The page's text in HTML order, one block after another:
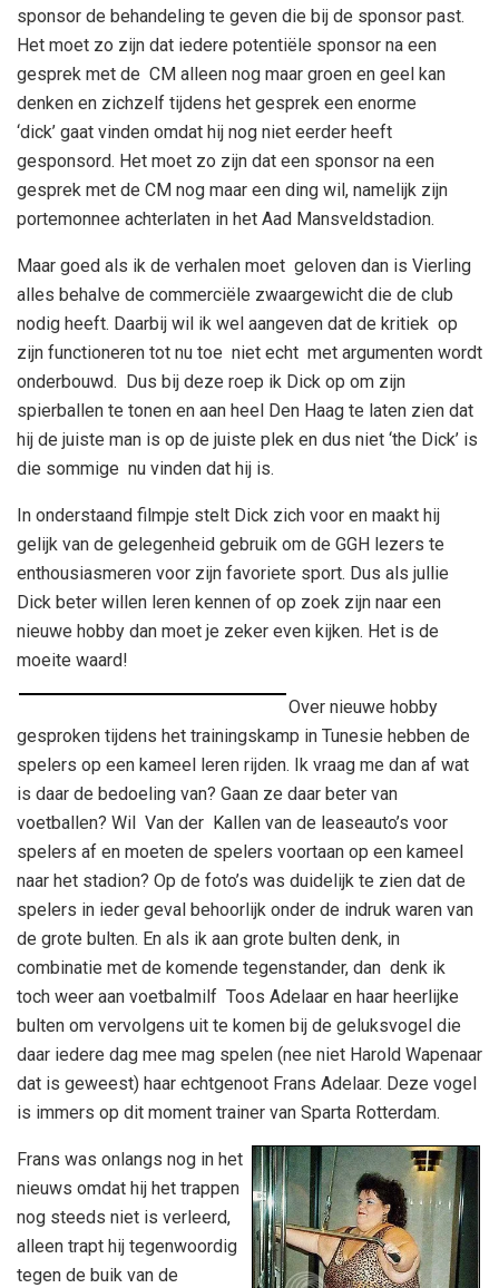
sponsor de behandeling te geven die bij de sponsor past.
Het moet zo zijn dat iedere potentiële sponsor na een
gesprek met de CM alleen nog maar groen en geel kan
denken en zichzelf tijdens het gesprek een enorme
‘dick’ gaat vinden omdat hij nog niet eerder heeft
gesponsord. Het moet zo zijn dat een sponsor na een
gesprek met de CM nog maar een ding wil, namelijk zijn
portemonnee achterlaten in het Aad Mansveldstadion.
Maar goed als ik de verhalen moet geloven dan is Vierling
alles behalve de commerciële zwaargewicht die de club
nodig heeft. Daarbij wil ik wel aangeven dat de kritiek op
zijn functioneren tot nu toe niet echt met argumenten wordt
onderbouwd. Dus bij deze roep ik Dick op om zijn
spierballen te tonen en aan heel Den Haag te laten zien dat
hij de juiste man is op de juiste plek en dus niet ‘the Dick’ is
die sommige nu vinden dat hij is.
In onderstaand filmpje stelt Dick zich voor en maakt hij
gelijk van de gelegenheid gebruik om de GGH lezers te
enthousiasmeren voor zijn favoriete sport. Dus als jullie
Dick beter willen leren kennen of op zoek zijn naar een
nieuwe hobby dan moet je zeker even kijken. Het is de
moeite waard!
Over nieuwe hobby
gesproken tijdens het trainingskamp in Tunesie hebben de
spelers op een kameel leren rijden. Ik vraag me dan af wat
is daar de bedoeling van? Gaan ze daar beter van
voetballen? Wil Van der Kallen van de leaseauto’s voor
spelers af en moeten de spelers voortaan op een kameel
naar het stadion? Op de foto’s was duidelijk te zien dat de
spelers in ieder geval behoorlijk onder de indruk waren van
de grote bulten. En als ik aan grote bulten denk, in
combinatie met de komende tegenstander, dan denk ik
toch weer aan voetbalmilf Toos Adelaar en haar heerlijke
bulten om vervolgens uit te komen bij de geluksvogel die
daar iedere dag mee mag spelen (nee niet Harold Wapenaar
dat is geweest) haar echtgenoot Frans Adelaar. Deze vogel
is immers op dit moment trainer van Sparta Rotterdam.
Frans was onlangs nog in het
nieuws omdat hij het trappen
nog steeds niet is verleerd,
alleen trapt hij tegenwoordig
tegen de buik van de